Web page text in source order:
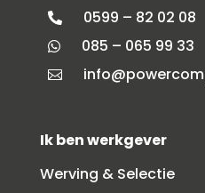
 0599 – 82 02 08
 085 – 065 99 33

Ik ben werkgever
Werving & Selectie